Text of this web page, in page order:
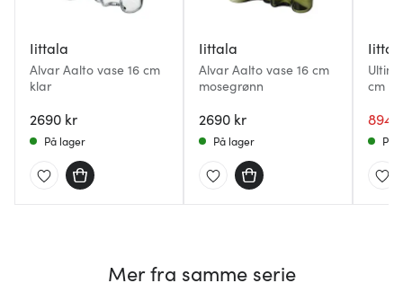
Iittala
Alvar Aalto vase 16 cm
klar
2690 kr
På lager
Iittala
Alvar Aalto vase 16 cm
mosegrønn
2690 kr
På lager
cm
894
På
Mer fra samme serie